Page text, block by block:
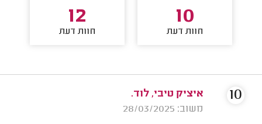
10
חוות דעת
12
חוות דעת
איציק טיבי, לוד.
משוב: 28/03/2025
10